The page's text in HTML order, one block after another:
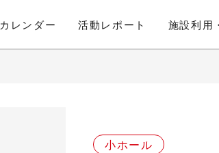
カレンダー 活動レポート 施設利用
小ホール